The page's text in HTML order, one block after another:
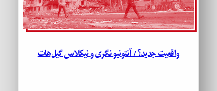
واقعیت جدید؟ / آنتونیو نگری و نیکلاس گیل‌هات